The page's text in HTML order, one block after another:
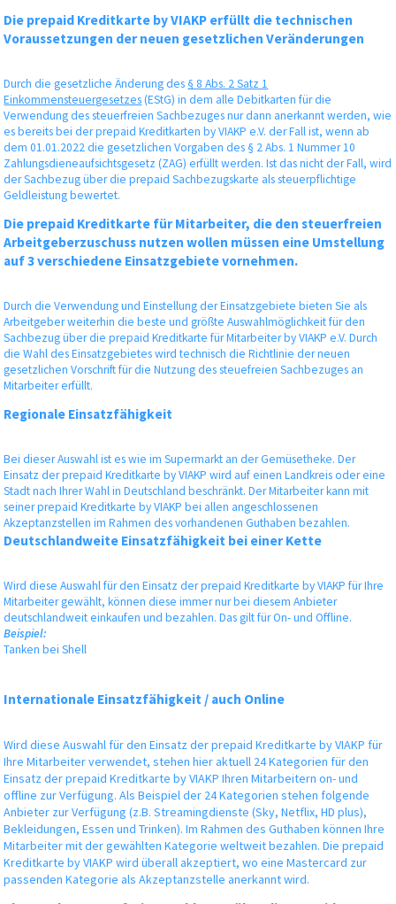
Die prepaid Kreditkarte by VIAKP erfüllt die technischen
Voraussetzungen der neuen gesetzlichen Veränderungen
Durch die gesetzliche Änderung des § 8 Abs. 2 Satz 1
Einkommensteuergesetzes(EStG) in dem alle Debitkarten für die
Verwendung des steuerfreien Sachbezuges nur dann anerkannt werden, wie
es bereits bei der prepaid Kreditkarten by VIAKP e.V. der Fall ist, wenn ab
dem 01.01.2022 die gesetzlichen Vorgaben des § 2 Abs. 1 Nummer 10
Zahlungsdieneaufsichtsgesetz (ZAG) erfüllt werden. Ist das nicht der Fall, wird
der Sachbezug über die prepaid Sachbezugskarte als steuerpflichtige
Geldleistung bewertet.
Die prepaid Kreditkarte für Mitarbeiter, die den steuerfreien
Arbeitgeberzuschuss nutzen wollen müssen eine Umstellung
auf 3 verschiedene Einsatzgebiete vornehmen.
Durch die Verwendung und Einstellung der Einsatzgebiete bieten Sie als
Arbeitgeber weiterhin die beste und größte Auswahlmöglichkeit für den
Sachbezug über die prepaid Kreditkarte für Mitarbeiter by VIAKP e.V. Durch
die Wahl des Einsatzgebietes wird technisch die Richtlinie der neuen
gesetzlichen Vorschrift für die Nutzung des steuefreien Sachbezuges an
Mitarbeiter erfüllt.
Regionale Einsatzfähigkeit
Bei dieser Auswahl ist es wie im Supermarkt an der Gemüsetheke. Der
Einsatz der prepaid Kreditkarte by VIAKP wird auf einen Landkreis oder eine
Stadt nach Ihrer Wahl in Deutschland beschränkt. Der Mitarbeiter kann mit
seiner prepaid Kreditkarte by VIAKP bei allen angeschlossenen
Akzeptanzstellen im Rahmen des vorhandenen Guthaben bezahlen.
Deutschlandweite Einsatzfähigkeit bei einer Kette
Wird diese Auswahl für den Einsatz der prepaid Kreditkarte by VIAKP für Ihre
Mitarbeiter gewählt, können diese immer nur bei diesem Anbieter
deutschlandweit einkaufen und bezahlen. Das gilt für On- und Offline.
Beispiel:
Tanken bei Shell
Internationale Einsatzfähigkeit / auch Online
Wird diese Auswahl für den Einsatz der prepaid Kreditkarte by VIAKP für
Ihre Mitarbeiter verwendet, stehen hier aktuell 24 Kategorien für den
Einsatz der prepaid Kreditkarte by VIAKP Ihren Mitarbeitern on- und
offline zur Verfügung. Als Beispiel der 24 Kategorien stehen folgende
Anbieter zur Verfügung (z.B. Streamingdienste (Sky, Netflix, HD plus),
Bekleidungen, Essen und Trinken). Im Rahmen des Guthaben können Ihre
Mitarbeiter mit der gewählten Kategorie weltweit bezahlen. Die prepaid
Kreditkarte by VIAKP wird überall akzeptiert, wo eine Mastercard zur
passenden Kategorie als Akzeptanzstelle anerkannt wird.